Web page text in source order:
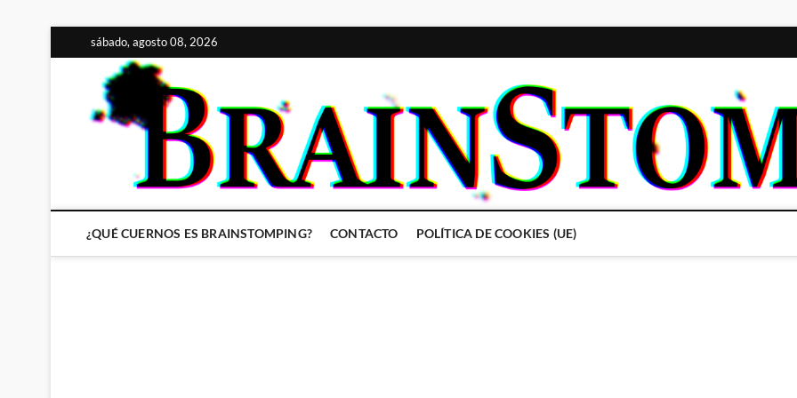
al
contenido
sábado, agosto 08, 2026
¿QUÉ CUERNOS ES BRAINSTOMPING? CONTACTO POLÍTICA DE COOKIES (UE)